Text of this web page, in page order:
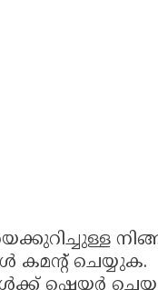
കമൻ്റ് ചെയ്യുക.